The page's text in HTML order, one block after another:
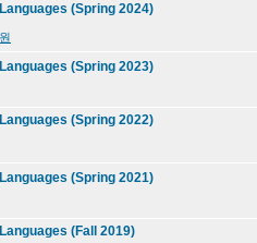
(Spring 2024)
(Spring 2023)
(Spring 2022)
(Spring 2021)
(Fall 2019)